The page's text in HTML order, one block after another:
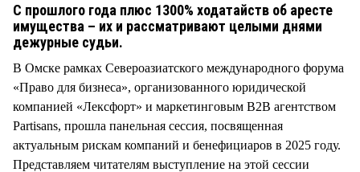
С прошлого года плюс 1300% ходатайств об аресте
имущества – их и рассматривают целыми днями
дежурные судьи.
В Омске рамках Североазиатского международного форума
«Право для бизнеса», организованного юридической
компанией «Лексфорт» и маркетинговым B2B агентством
Partisans, прошла панельная сессия, посвященная
актуальным рискам компаний и бенефициаров в 2025 году.
Представляем читателям выступление на этой сессии